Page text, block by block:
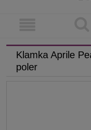
Klamka Aprile
poler